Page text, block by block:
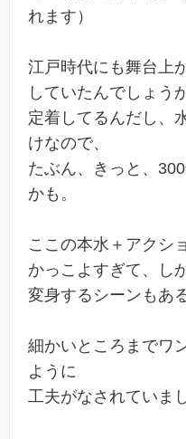
れます）
江戸時代にも舞台上
していたんでしょう
定着してるんだし、
けなので、
たぶん、きっと、
かも。
ここの本水＋アクシ
かっこよすぎて、し
変身するシーンもあ
細かいところまでワ
ように
工夫がなされていま